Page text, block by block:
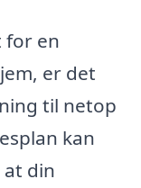
for en
er det
til netop
kan
din